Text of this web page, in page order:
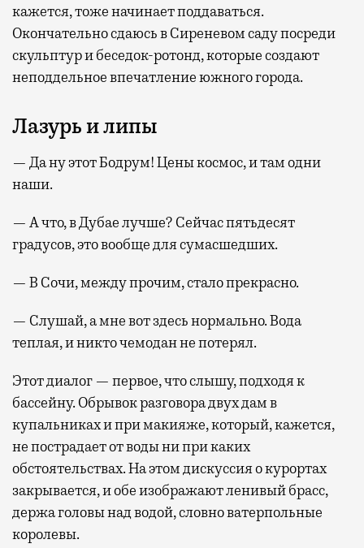
кажется, тоже начинает поддаваться.
Окончательно сдаюсь в Сиреневом саду посреди
скульптур и беседок-ротонд, которые создают
неподдельное впечатление южного города.
Лазурь и липы
— Да ну этот Бодрум! Цены космос, и там одни
наши.
— А что, в Дубае лучше? Сейчас пятьдесят
градусов, это вообще для сумасшедших.
— В Сочи, между прочим, стало прекрасно.
— Слушай, а мне вот здесь нормально. Вода
теплая, и никто чемодан не потерял.
Этот диалог — первое, что слышу, подходя к
бассейну. Обрывок разговора двух дам в
купальниках и при макияже, который, кажется,
не пострадает от воды ни при каких
обстоятельствах. На этом дискуссия о курортах
закрывается, и обе изображают ленивый брасс,
держа головы над водой, словно ватерпольные
королевы.